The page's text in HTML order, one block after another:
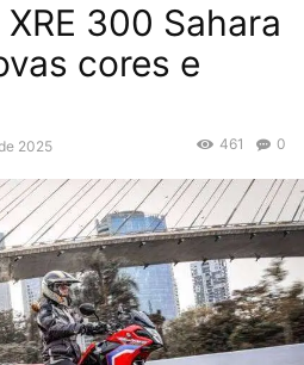
300 Sahara
cores e
2025 0
461